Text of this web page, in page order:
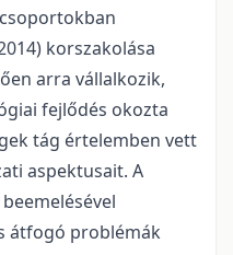
korszakolása
arra vállalkozik,
fejlődés okozta
tág értelemben vett
aspektusait. A
átfogó problémák